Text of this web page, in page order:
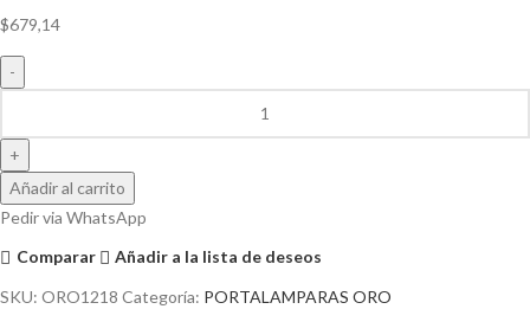
$679,14
Añadir al carrito
Pedir via WhatsApp
Comparar
Añadir a la lista de deseos
SKU: ORO1218 Categoría: PORTALAMPARAS ORO